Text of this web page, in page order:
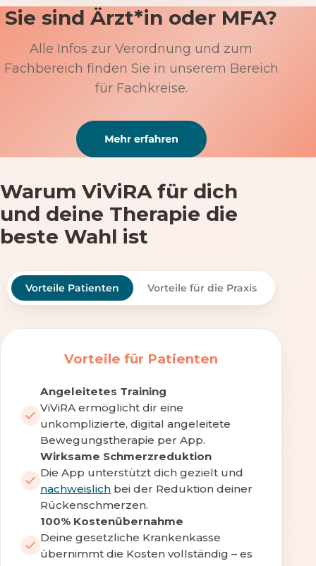
Sie sind Ärzt*in oder MFA?
Alle Infos zur Verordnung und zum
Fachbereich finden Sie in unserem Bereich
für Fachkreise.
Warum ViViRA für dich
und deine Therapie die
beste Wahl ist
Vorteile Patienten Vorteile für die Praxis
Vorteile für Patienten
Angeleitetes Training
ViViRA ermöglicht dir eine
unkomplizierte, digital angeleitete
Bewegungstherapie per App.
Wirksame Schmerzreduktion
Die App unterstützt dich gezielt und
nachweislich bei der Reduktion deiner
Rückenschmerzen.
100% Kostenübernahme
Deine gesetzliche Krankenkasse
übernimmt die Kosten vollständig – es